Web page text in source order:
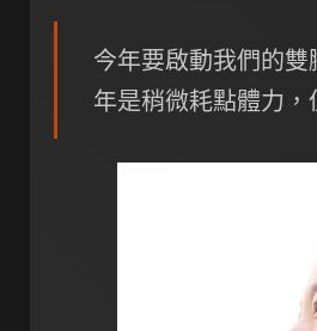
今年要啟動我們的
年是稍微耗點體力，